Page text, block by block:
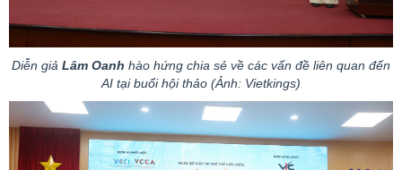
Diễn giả Lâm Oanh hào hứng chia sẻ về các vấn đề liên quan đến
AI tại buổi hội thảo (Ảnh: Vietkings)